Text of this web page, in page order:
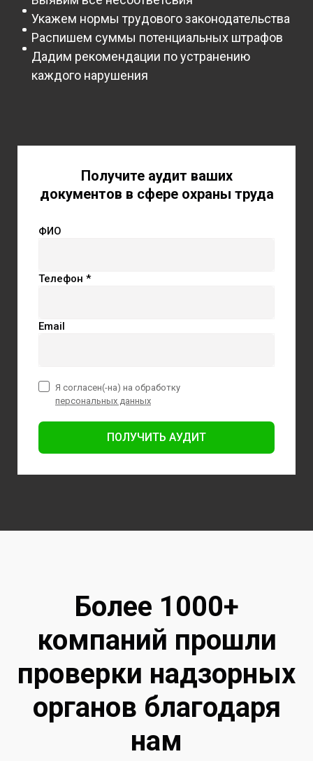
Укажем нормы трудового законодательства
Распишем суммы потенциальных штрафов
Дадим рекомендации по устранению
каждого нарушения
Получите аудит ваших
документов в сфере охраны труда
ФИО
Телефон *
Email
ПОЛУЧИТЬ АУДИТ
Я согласен(-на) на обработку
персональных данных
Более 1000+
компаний прошли
проверки надзорных
органов благодаря
нам